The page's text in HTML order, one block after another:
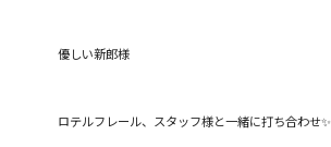
優しい新郎様
ロテルフレール、スタッフ様と一緒に打ち合わせ✨